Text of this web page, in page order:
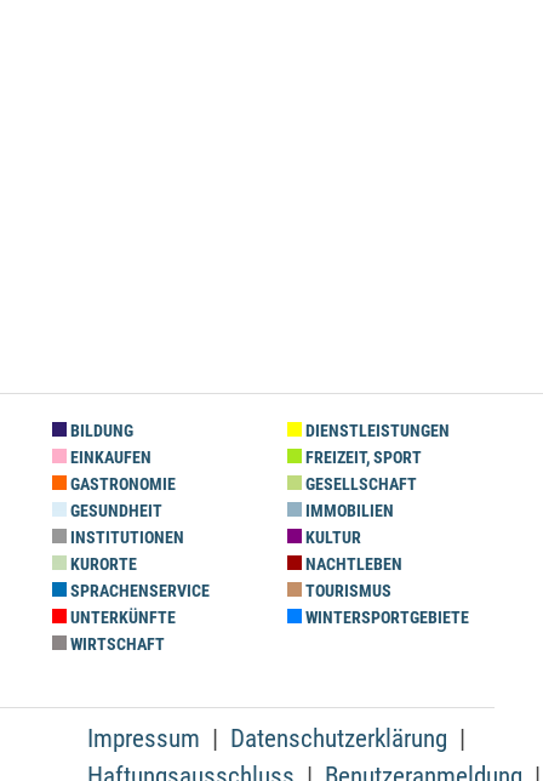
BILDUNG
DIENSTLEISTUNGEN
EINKAUFEN
FREIZEIT, SPORT
GASTRONOMIE
GESELLSCHAFT
GESUNDHEIT
IMMOBILIEN
INSTITUTIONEN
KULTUR
KURORTE
NACHTLEBEN
SPRACHENSERVICE
TOURISMUS
UNTERKÜNFTE
WINTERSPORTGEBIETE
WIRTSCHAFT
Impressum
Datenschutzerklärung